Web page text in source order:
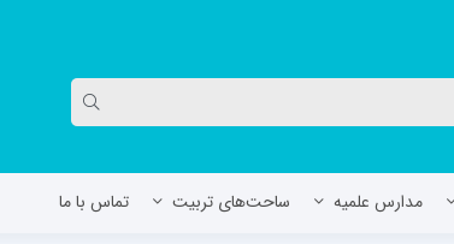
مدارس علمیه ساحت‌های تربیت تماس با ما